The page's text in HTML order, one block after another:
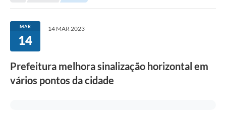
MAR
14
14 MAR 2023
Prefeitura melhora sinalização horizontal em
vários pontos da cidade